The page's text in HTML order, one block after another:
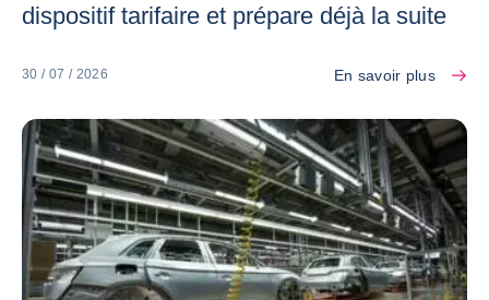
dispositif tarifaire et prépare déjà la suite
30 / 07 / 2026 En savoir plus